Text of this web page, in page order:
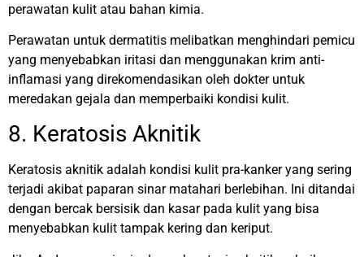
perawatan kulit atau bahan kimia.
Perawatan untuk dermatitis melibatkan menghindari pemicu
yang menyebabkan iritasi dan menggunakan krim anti-
inflamasi yang direkomendasikan oleh dokter untuk
meredakan gejala dan memperbaiki kondisi kulit.
8. Keratosis Aknitik
Keratosis aknitik adalah kondisi kulit pra-kanker yang sering
terjadi akibat paparan sinar matahari berlebihan. Ini ditandai
dengan bercak bersisik dan kasar pada kulit yang bisa
menyebabkan kulit tampak kering dan keriput.